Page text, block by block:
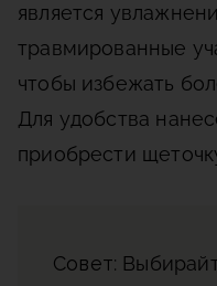
является
травмированные
чтобы избежать
Для удобства
приобрести
Совет: